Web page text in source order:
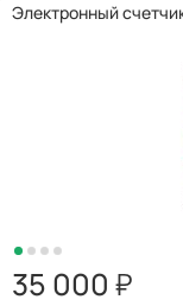
Электронный
35 000